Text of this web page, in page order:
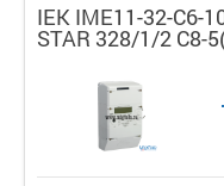
IEK IME11-32-C6-
STAR 328/1/2 С8-